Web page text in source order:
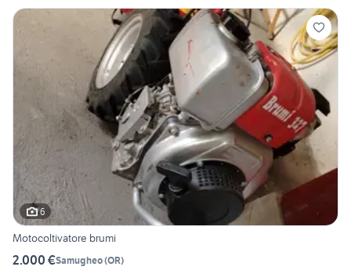
6
Motocoltivatore brumi
2.000 €Samugheo(OR)